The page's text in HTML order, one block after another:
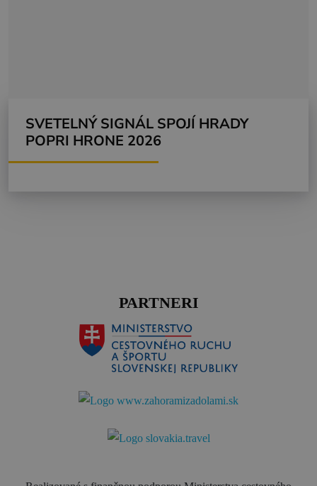
SVETELNÝ SIGNÁL SPOJÍ HRADY
POPRI HRONE 2026
PARTNERI